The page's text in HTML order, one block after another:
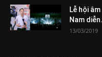
Lễ hội
Nam
13/03/2019